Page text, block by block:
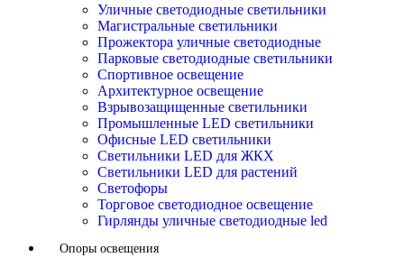
Уличные светодиодные светильники
Магистральные светильники
Прожектора уличные светодиодные
Парковые светодиодные светильники
Спортивное освещение
Архитектурное освещение
Взрывозащищенные светильники
Промышленные LED светильники
Офисные LED светильники
Cветильники LED для ЖКХ
Светильники LED для растений
Светофоры
Торговое светодиодное освещение
Гирлянды уличные светодиодные led
Опоры освещения